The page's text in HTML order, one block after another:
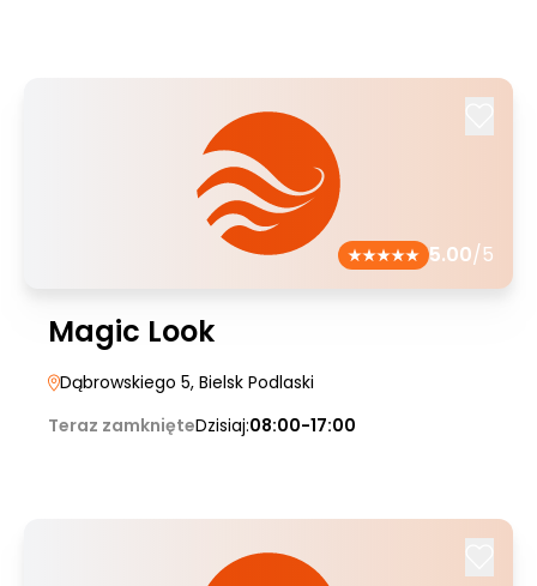
5.00/5
Magic Look
Dąbrowskiego 5, Bielsk Podlaski
Teraz zamknięteDzisiaj:08:00-17:00